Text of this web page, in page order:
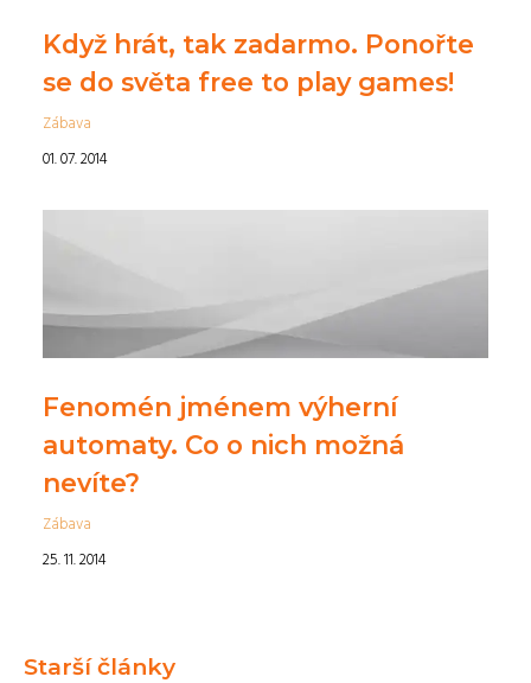
Když hrát, tak zadarmo. Ponořte
se do světa free to play games!
Zábava
01. 07. 2014
Fenomén jménem výherní
automaty. Co o nich možná
nevíte?
Zábava
25. 11. 2014
Starší články